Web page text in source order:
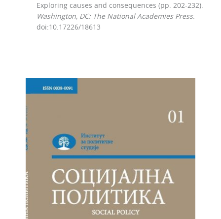
Exploring causes and consequences (pp. 202-232).
Washington, DC: The National Academies Press.
doi:10.17226/18613